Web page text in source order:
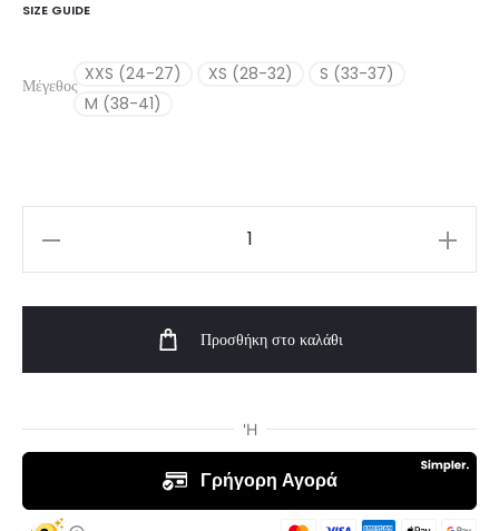
SIZE GUIDE
Μέγεθος
XXS (24-27) XS (28-32)
S (33-37)
M (38-41)
|
Προσθήκη στο καλάθι